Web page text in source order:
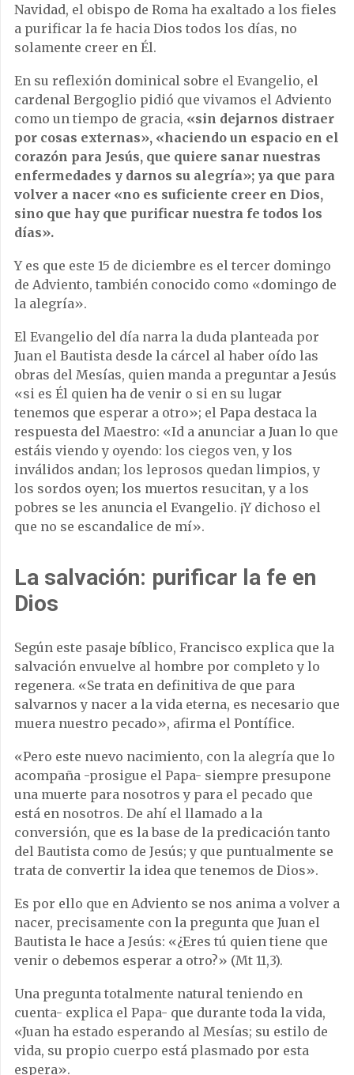
Navidad, el obispo de Roma ha exaltado a los fieles
a purificar la fe hacia Dios todos los días, no
solamente creer en Él.
En su reflexión dominical sobre el Evangelio, el
cardenal Bergoglio pidió que vivamos el Adviento
como un tiempo de gracia, «sin dejarnos distraer
por cosas externas», «haciendo un espacio en el
corazón para Jesús, que quiere sanar nuestras
enfermedades y darnos su alegría»; ya que para
volver a nacer «no es suficiente creer en Dios,
sino que hay que purificar nuestra fe todos los
días».
Y es que este 15 de diciembre es el tercer domingo
de Adviento, también conocido como «domingo de
la alegría».
El Evangelio del día narra la duda planteada por
Juan el Bautista desde la cárcel al haber oído las
obras del Mesías, quien manda a preguntar a Jesús
«si es Él quien ha de venir o si en su lugar
tenemos que esperar a otro»; el Papa destaca la
respuesta del Maestro: «Id a anunciar a Juan lo que
estáis viendo y oyendo: los ciegos ven, y los
inválidos andan; los leprosos quedan limpios, y
los sordos oyen; los muertos resucitan, y a los
pobres se les anuncia el Evangelio. ¡Y dichoso el
que no se escandalice de mí».
La salvación: purificar la fe en
Dios
Según este pasaje bíblico, Francisco explica que la
salvación envuelve al hombre por completo y lo
regenera. «Se trata en definitiva de que para
salvarnos y nacer a la vida eterna, es necesario que
muera nuestro pecado», afirma el Pontífice.
«Pero este nuevo nacimiento, con la alegría que lo
acompaña -prosigue el Papa- siempre presupone
una muerte para nosotros y para el pecado que
está en nosotros. De ahí el llamado a la
conversión, que es la base de la predicación tanto
del Bautista como de Jesús; y que puntualmente se
trata de convertir la idea que tenemos de Dios».
Es por ello que en Adviento se nos anima a volver a
nacer, precisamente con la pregunta que Juan el
Bautista le hace a Jesús: «¿Eres tú quien tiene que
venir o debemos esperar a otro?» (Mt 11,3).
Una pregunta totalmente natural teniendo en
cuenta- explica el Papa- que durante toda la vida,
«Juan ha estado esperando al Mesías; su estilo de
vida, su propio cuerpo está plasmado por esta
espera».